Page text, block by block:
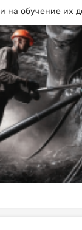
на обучение их